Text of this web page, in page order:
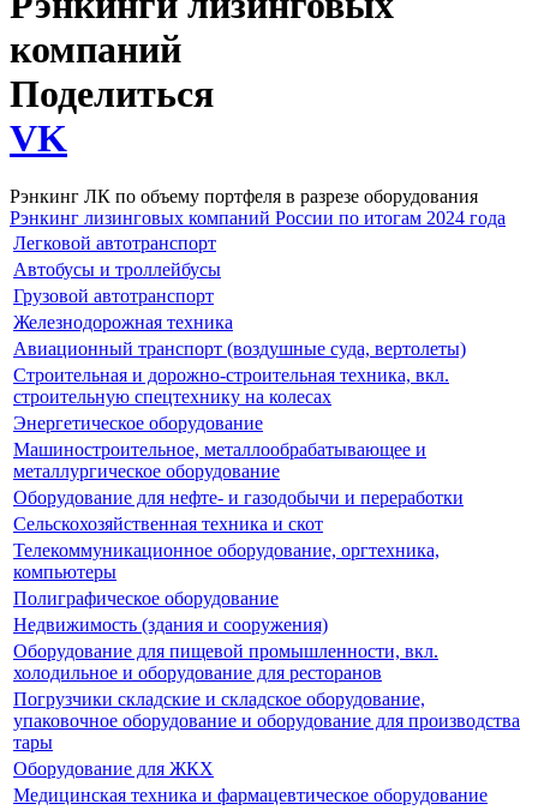
компаний
Поделиться
VK
Рэнкинг ЛК по объему портфеля в разрезе оборудования
Рэнкинг лизинговых компаний России по итогам 2024 года
Легковой автотранспорт
Автобусы и троллейбусы
Грузовой автотранспорт
Железнодорожная техника
Авиационный транспорт (воздушные суда, вертолеты)
Строительная и дорожно-строительная техника, вкл.
строительную спецтехнику на колесах
Энергетическое оборудование
Машиностроительное, металлообрабатывающее и
металлургическое оборудование
Оборудование для нефте- и газодобычи и переработки
Сельскохозяйственная техника и скот
Телекоммуникационное оборудование, оргтехника,
компьютеры
Полиграфическое оборудование
Недвижимость (здания и сооружения)
Оборудование для пищевой промышленности, вкл.
холодильное и оборудование для ресторанов
Погрузчики складские и складское оборудование,
упаковочное оборудование и оборудование для производства
тары
Оборудование для ЖКХ
Медицинская техника и фармацевтическое оборудование